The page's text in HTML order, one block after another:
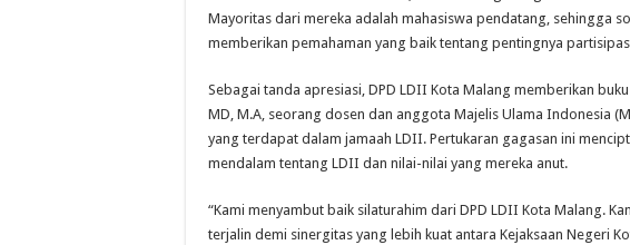
Mayoritas dari mereka adalah mahasiswa pendatang, sehingga
memberikan pemahaman yang baik tentang pentingnya
Sebagai tanda apresiasi, DPD LDII Kota Malang memberikan
MD, M.A, seorang dosen dan anggota Majelis Ulama Indonesia
yang terdapat dalam jamaah LDII. Pertukaran gagasan ini
mendalam tentang LDII dan nilai-nilai yang mereka anut.
“Kami menyambut baik silaturahim dari DPD LDII Kota Malang.
terjalin demi sinergitas yang lebih kuat antara Kejaksaan Negeri